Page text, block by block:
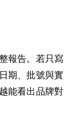
報告。若只寫
期、批號與實
能看出品牌對